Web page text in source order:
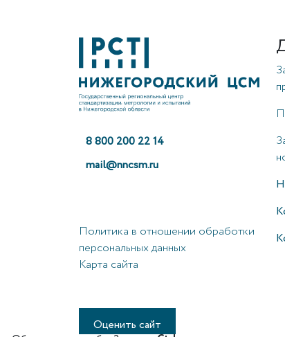
8 800 200 22 14
mail@nncsm.ru
Политика в отношении обработки
персональных данных
Карта сайта
Оценить сайт